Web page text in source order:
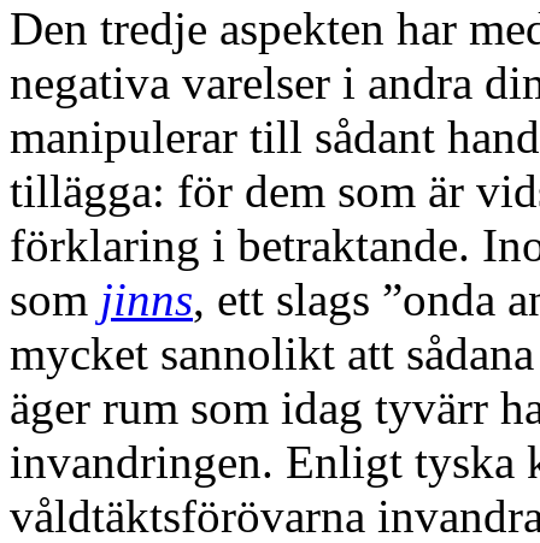
Den tredje aspekten har
negativa varelser i andra
manipulerar till sådant
tillägga: för dem som är
förklaring i betraktande.
som jinns, ett slags ”onda
mycket sannolikt att
äger rum som idag tyvärr
invandringen. Enligt tyska
våldtäktsförövarna